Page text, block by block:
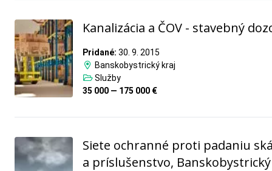
Kanalizácia a ČOV - stavebný
Pridané: 30. 9. 2015
Banskobystrický kraj
Služby
35 000 — 175 000 €
Siete ochranné proti padaniu
a príslušenstvo,